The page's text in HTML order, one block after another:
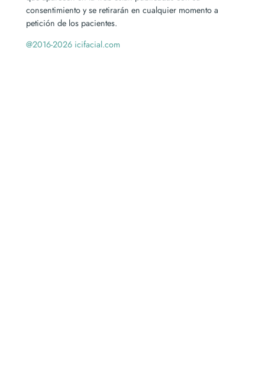
consentimiento y se retirarán en cualquier momento a
petición de los pacientes.
@2016-2026 icifacial.com